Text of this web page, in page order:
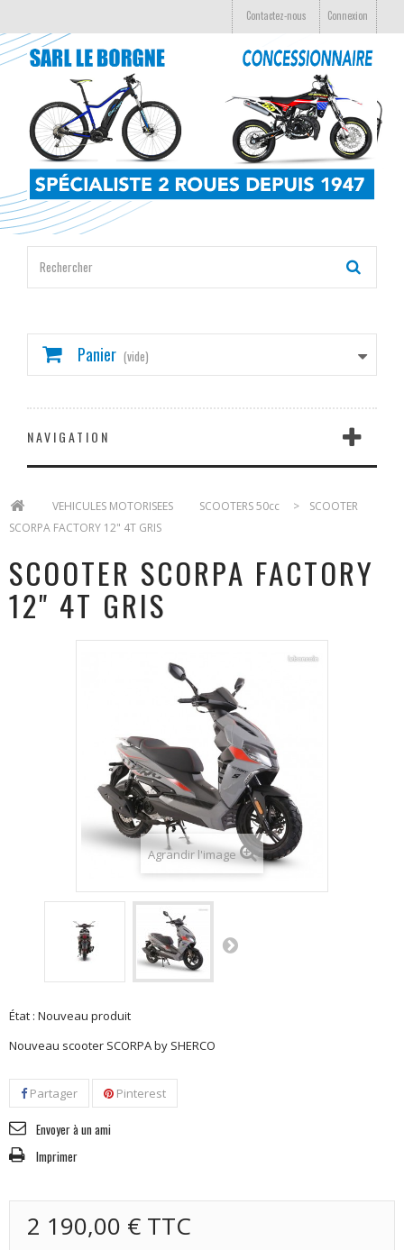
Connexion
Contactez-nous
Panier (vide)
NAVIGATION
VEHICULES MOTORISEES SCOOTERS 50cc >
SCOOTER
SCORPA FACTORY 12" 4T GRIS
SCOOTER SCORPA FACTORY
12" 4T GRIS
Agrandir l'image
État : Nouveau produit
Nouveau scooter SCORPA by SHERCO
Partager Pinterest
Envoyer à un ami
Imprimer
2 190,00 € TTC